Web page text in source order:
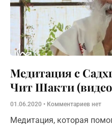
Медитация с
Чит Шакти
01.06.2020 Комментариев нет
Медитация, которая